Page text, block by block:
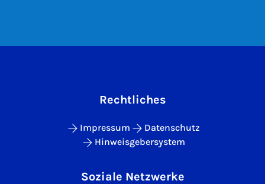
Rechtliches
Impressum
Datenschutz
Hinweisgebersystem
Soziale Netzwerke